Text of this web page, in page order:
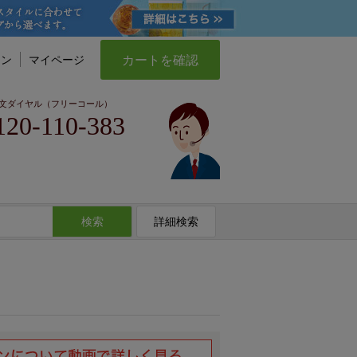
マイページ カートを確認
ダイヤル（フリーコール）
110-383
検索 詳細検索